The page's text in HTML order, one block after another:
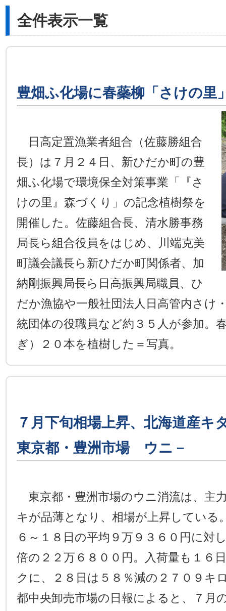
全件表示一覧
豊畑ふ化場に春蘂柳「さけの里
日高定置漁業者組合（佐藤勝組合
長）は７月２４日、新ひだか町の豊
畑ふ化場で環境保全対策事業「『さ
けの里』森づくり」の記念植樹祭を
開催した。佐藤組合長、清水勝事務
局長ら組合役員をはじめ、川端克美
町議会議長ら新ひだか町関係者、加
納剛振興局長ら日高振興局職員、ひ
だか漁協や一般社団法人日高管内さけ
統団体の役職員など約３５人が参加。
ぎ）２０本を植樹した＝写真。
７月下旬相場上昇、北海道産キ
東京都・豊洲市場 ウニ－
東京都・豊洲市場のウニ消流は、主
キが品薄となり、相場が上昇している
６～１８日の平均９万９３６０円に対
倍の２２万６８００円。入荷量も１６
クに、２８日は５８％減の２７０９キ
都中央卸売市場の日報によると、７月